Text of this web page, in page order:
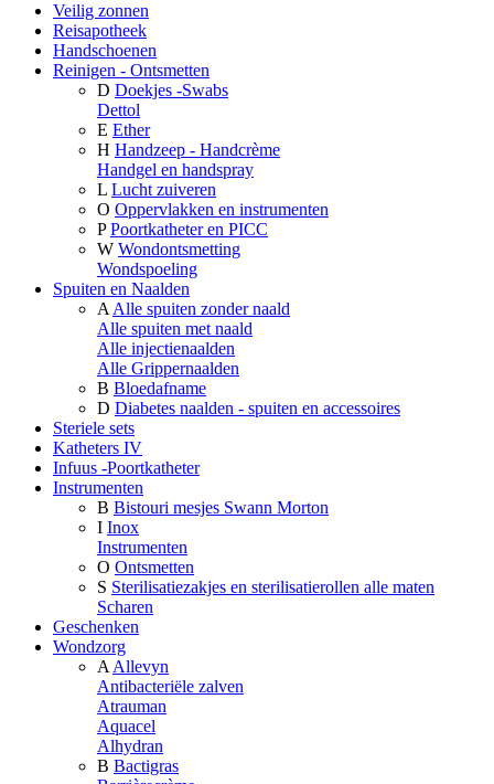
Veilig zonnen
Reisapotheek
Handschoenen
Reinigen - Ontsmetten
D Doekjes -Swabs
Dettol
E Ether
H Handzeep - Handcrème
Handgel en handspray
L Lucht zuiveren
O Oppervlakken en instrumenten
P Poortkatheter en PICC
W Wondontsmetting
Wondspoeling
Spuiten en Naalden
A Alle spuiten zonder naald
Alle spuiten met naald
Alle injectienaalden
Alle Grippernaalden
B Bloedafname
D Diabetes naalden - spuiten en accessoires
Steriele sets
Katheters IV
Infuus -Poortkatheter
Instrumenten
B Bistouri mesjes Swann Morton
I Inox
Instrumenten
O Ontsmetten
S Sterilisatiezakjes en sterilisatierollen alle maten
Scharen
Geschenken
Wondzorg
A Allevyn
Antibacteriële zalven
Atrauman
Aquacel
Alhydran
B Bactigras